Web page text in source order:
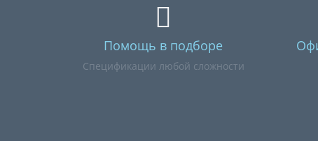
Помощь в подборе
Спецификации любой сложности